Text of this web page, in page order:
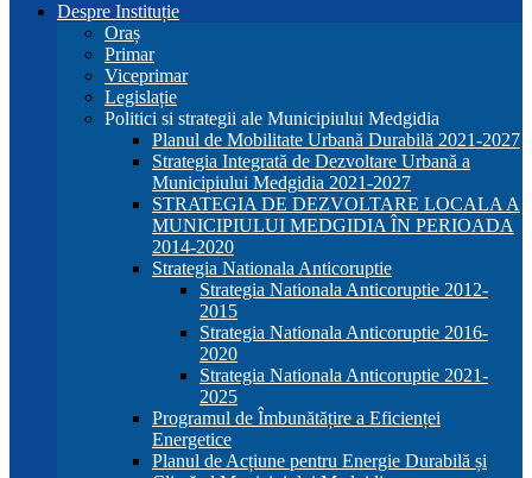
Despre Instituție
Oraș
Primar
Viceprimar
Legislație
Politici si strategii ale Municipiului Medgidia
Planul de Mobilitate Urbană Durabilă 2021-2027
Strategia Integrată de Dezvoltare Urbană a
Municipiului Medgidia 2021-2027
STRATEGIA DE DEZVOLTARE LOCALA A
MUNICIPIULUI MEDGIDIA ÎN PERIOADA
2014-2020
Strategia Nationala Anticoruptie
Strategia Nationala Anticoruptie 2012-
2015
Strategia Nationala Anticoruptie 2016-
2020
Strategia Nationala Anticoruptie 2021-
2025
Programul de Îmbunătățire a Eficienței
Energetice
Planul de Acțiune pentru Energie Durabilă și